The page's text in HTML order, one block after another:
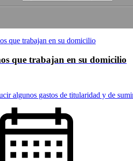
que trabajan en su domicilio
algunos gastos de titularidad y de